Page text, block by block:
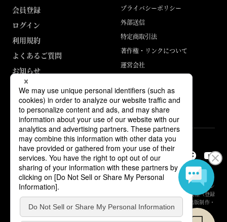
会員登録
ログイン
利用規約
よくあるご質問
お知らせ
プライバシーポリシー
外部送信
特定商取引法
著作権・リンクについて
運営会社
ABJマークは、この電子書店・電子書籍配信サービスが、著作権者からコン
テンツ使用許諾を得た正規版配信サービスであることを示す登録商標（登録
番号 第6091713号）です。詳しくは［ABJマーク］または［電子出版制作・
流通協議会］で検索してください。